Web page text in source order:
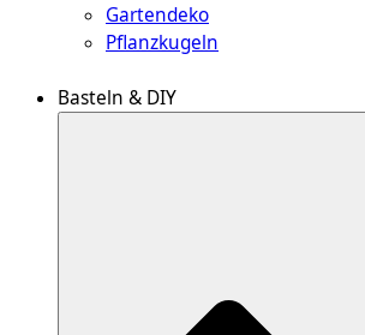
Gartendeko
Pflanzkugeln
Basteln & DIY